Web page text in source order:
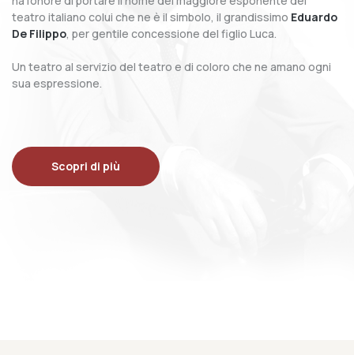
teatro italiano colui che ne è il simbolo, il grandissimo Eduardo
De Filippo, per gentile concessione del figlio Luca.
Un teatro al servizio del teatro e di coloro che ne amano ogni
sua espressione.
Scopri di più